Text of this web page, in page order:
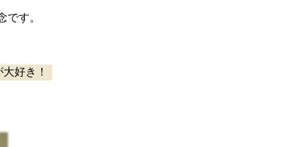
す。
好き！